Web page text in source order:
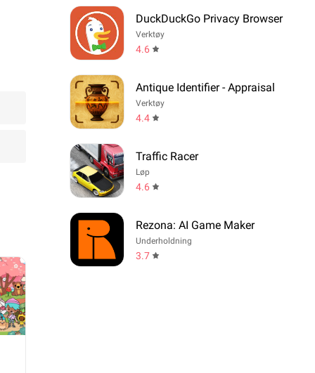
DuckDuckGo Privacy Browser
Verktøy
4.6
Antique Identifier - Appraisal
Verktøy
4.4
Traffic Racer
Løp
4.6
Rezona: AI Game Maker
Underholdning
3.7